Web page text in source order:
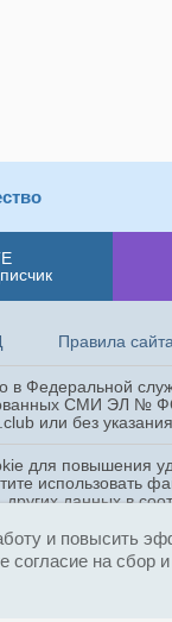
Правила сайта
в Федеральной
СМИ ЭЛ №
или без
для повышения
использовать
данных в
и повысить
на сбор